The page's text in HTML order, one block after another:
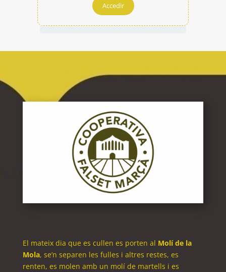
Accedir
El mateix dia que es cullen es porten al Molí de la
Mola, se’n separen les fulles i altres restes, es
renten, es molen amb un molí de martells i es